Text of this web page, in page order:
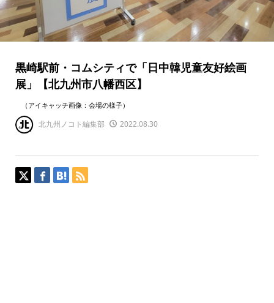
黒崎駅前・コムシティで「日中韓児童友好絵画
展」【北九州市八幡西区】
（アイキャッチ画像：会場の様子）
北九州ノコト編集部 2022.08.30